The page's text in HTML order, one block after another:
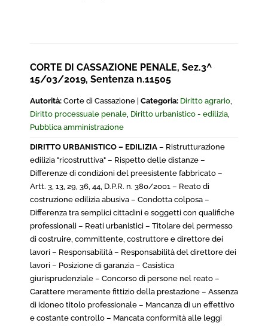
CORTE DI CASSAZIONE PENALE, Sez.3^
15/03/2019, Sentenza n.11505
Autorità: Corte di Cassazione | Categoria: Diritto agrario,
Diritto processuale penale, Diritto urbanistico - edilizia,
Pubblica amministrazione
DIRITTO URBANISTICO – EDILIZIA – Ristrutturazione
edilizia "ricostruttiva" – Rispetto delle distanze –
Differenze di condizioni del preesistente fabbricato –
Artt. 3, 13, 29, 36, 44, D.P.R. n. 380/2001 – Reato di
costruzione edilizia abusiva – Condotta colposa –
Differenza tra semplici cittadini e soggetti con qualifiche
professionali – Reati urbanistici – Titolare del permesso
di costruire, committente, costruttore e direttore dei
lavori – Responsabilità – Responsabilità del direttore dei
lavori – Posizione di garanzia – Casistica
giurisprudenziale – Concorso di persone nel reato –
Carattere meramente fittizio della prestazione – Assenza
di idoneo titolo professionale – Mancanza di un effettivo
e costante controllo – Mancata conformità alle leggi